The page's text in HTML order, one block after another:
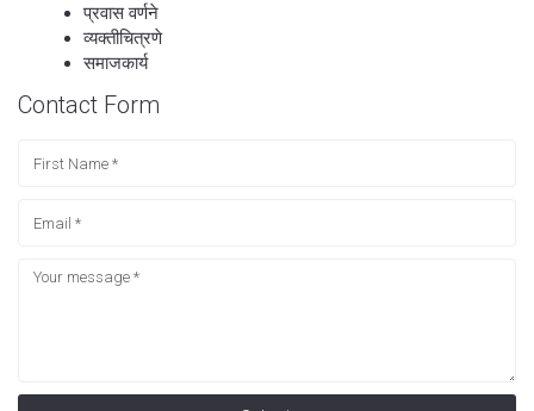
प्रवास वर्णने
व्यक्तीचित्रणे
समाजकार्य
Contact Form